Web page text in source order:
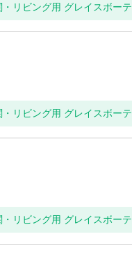
リビング用 グレイスボーテ
リビング用 グレイスボーテ
リビング用 グレイスボーテ